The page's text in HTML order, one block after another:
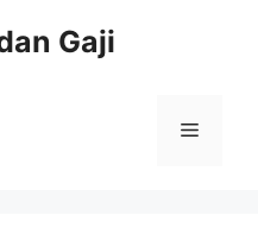
Gaji
Menu